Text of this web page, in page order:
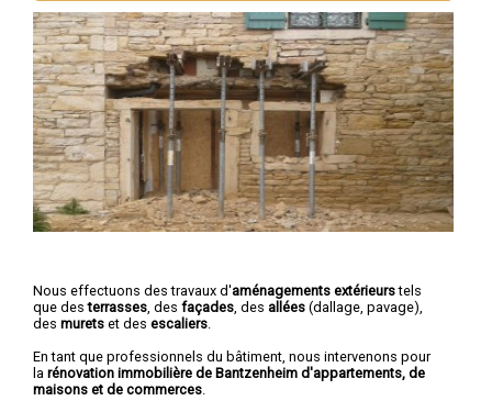
Nous effectuons des travaux d'aménagements extérieurstels
que desterrasses , des façades , des allées (dallage, pavage),
des murets et des escaliers
En tant que professionnels du bâtiment, nous intervenons pour
la rénovation immobilière de Bantzenheim d'appartements, de
maisons et de commerces